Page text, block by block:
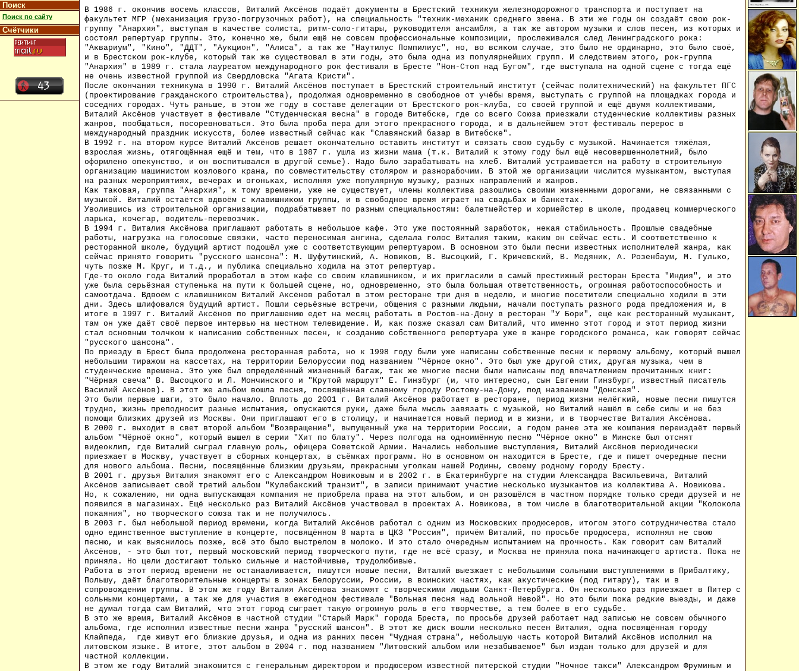
Поиск
Поиск по сайту
Счётчики
В 1986 г. окончив восемь классов, Виталий Аксёнов подаёт документы в Брестский техникум железнодорожного транспорта и поступает на
факультет МГР (механизация грузо-погрузочных работ), на специальность "техник-механик среднего звена. В эти же годы он создаёт свою рок-
группу "Анархия", выступая в качестве солиста, ритм-соло-гитары, руководителя ансамбля, а так же автором музыки и слов песен, из которых и
состоял репертуар группы. Это, конечно же, были ещё не совсем профессиональные композиции, прослеживался след Ленинградского рока:
"Аквариум", "Кино", "ДДТ", "Аукцион", "Алиса", а так же "Наутилус Помпилиус", но, во всяком случае, это было не ординарно, это было своё,
и в Брестском рок-клубе, который так же существовал в эти годы, это была одна из популярнейших групп. И следствием этого, рок-группа
"Анархия" в 1989 г. стала лауреатом международного рок фестиваля в Бресте "Нон-Стоп над Бугом", где выступала на одной сцене с тогда ещё
не очень известной группой из Свердловска "Агата Кристи".
После окончания техникума в 1990 г. Виталий Аксёнов поступает в Брестский строительный институт (сейчас политехнический) на факультет ПГС
(проектирование гражданского строительства), продолжая одновременно в свободное от учёбы время, выступать с группой на площадках города и
соседних городах. Чуть раньше, в этом же году в составе делегации от Брестского рок-клуба, со своей группой и ещё двумя коллективами,
Виталий Аксёнов участвует в фестивале "Студенческая весна" в городе Витебске, где со всего Союза приезжали студенческие коллективы разных
жанров, пообщаться, посоревноваться. Это была проба пера для этого прекрасного города, и в дальнейшем этот фестиваль перерос в
международный праздник искусств, более известный сейчас как "Славянский базар в Витебске".
В 1992 г. на втором курсе Виталий Аксёнов решает окончательно оставить институт и связать свою судьбу с музыкой. Начинается тяжёлая,
взрослая жизнь, отягощённая ещё и тем, что в 1987 г. ушла из жизни мама (т.к. Виталий к этому году был ещё несовершеннолетний, было
оформлено опекунство, и он воспитывался в другой семье). Надо было зарабатывать на хлеб. Виталий устраивается на работу в строительную
организацию машинистом козлового крана, по совместительству столяром и разнорабочим. В этой же организации числится музыкантом, выступая
на разных мероприятиях, вечерах и огоньках, исполняя уже популярную музыку, разных направлений и жанров.
Как таковая, группа "Анархия", к тому времени, уже не существует, члены коллектива разошлись своими жизненными дорогами, не связанными с
музыкой. Виталий остаётся вдвоём с клавишником группы, и в свободное время играет на свадьбах и банкетах.
Уволившись из строительной организации, подрабатывает по разным специальностям: балетмейстер и хормейстер в школе, продавец коммерческого
ларька, кочегар, водитель-перевозчик.
В 1994 г. Виталия Аксёнова приглашают работать в небольшое кафе. Это уже постоянный заработок, некая стабильность. Прошлые свадебные
работы, нагрузка на голосовые связки, часто переносимая ангина, сделала голос Виталия таким, каким он сейчас есть. И соответственно к
ресторанной школе, будущий артист подошёл уже с соответствующим репертуаром. В основном это были песни известных исполнителей жанра, как
сейчас принято говорить "русского шансона": М. Шуфутинский, А. Новиков, В. Высоцкий, Г. Кричевский, В. Медяник, А. Розенбаум, М. Гулько,
чуть позже М. Круг, и т.д., и публика специально ходила на этот репертуар.
Где-то около года Виталий проработал в этом кафе со своим клавишником, и их пригласили в самый престижный ресторан Бреста "Индия", и это
уже была серьёзная ступенька на пути к большей сцене, но, одновременно, это была большая ответственность, огромная работоспособность и
самоотдача. Вдвоём с клавишником Виталий Аксёнов работал в этом ресторане три дня в неделю, и многие посетители специально ходили в эти
дни. Здесь шлифовался будущий артист. Пошли серьёзные встречи, общения с разными людьми, начали поступать разного рода предложения и, в
итоге в 1997 г. Виталий Аксёнов по приглашению едет на месяц работать в Ростов-на-Дону в ресторан "У Бори", ещё как ресторанный музыкант,
там он уже даёт своё первое интервью на местном телевидение. И, как позже сказал сам Виталий, что именно этот город и этот период жизни
стал основным толчком к написанию собственных песен, к созданию собственного репертуара уже в жанре городского романса, как говорят сейчас
"русского шансона".
По приезду в Брест была продолжена ресторанная работа, но к 1998 году были уже написаны собственные песни к первому альбому, который вышел
небольшим тиражом на кассетах, на территории Белоруссии под названием "Чёрное окно". Это был уже другой стих, другая музыка, чем в
студенческие времена. Это уже был определённый жизненный багаж, так же многие песни были написаны под впечатлением прочитанных книг:
"Чёрная свеча" В. Высоцкого и Л. Мончинского и "Крутой маршрут" Е. Гинзбург (и, что интересно, сын Евгении Гинзбург, известный писатель
Василий Аксёнов). В этот же альбом вошла песня, посвящённая славному городу Ростову-на-Дону, под названием "Донская".
Это были первые шаги, это было начало. Вплоть до 2001 г. Виталий Аксёнов работает в ресторане, период жизни нелёгкий, новые песни пишутся
трудно, жизнь преподносит разные испытания, опускаются руки, даже была мысль завязать с музыкой, но Виталий нашёл в себе силы и не без
помощи близких друзей из Москвы. Они приглашают его в столицу, и начинается новый период и в жизни, и в творчестве Виталия Аксёнова.
В 2000 г. выходит в свет второй альбом "Возвращение", выпущенный уже на территории России, а годом ранее эта же компания переиздаёт первый
альбом "Чёрноё окно", который вышел в серии "Хит по блату". Через полгода на одноимённую песню "Чёрное окно" в Минске был отснят
видеоклип, где Виталий сыграл главную роль, офицера Советской Армии. Начались небольшие выступления, Виталий Аксёнов периодически
приезжает в Москву, участвует в сборных концертах, в съёмках программ. Но в основном он находится в Бресте, где и пишет очередные песни
для нового альбома. Песни, посвящённые близким друзьям, прекрасным уголкам нашей Родины, своему родному городу Бресту.
В 2001 г. друзья Виталия знакомят его с Александром Новиковым и в 2002 г. в Екатеринбурге на студии Александра Васильевича, Виталий
Аксёнов записывает свой третий альбом "Кулебакский транзит", в записи принимают участие несколько музыкантов из коллектива А. Новикова.
Но, к сожалению, ни одна выпускающая компания не приобрела права на этот альбом, и он разошёлся в частном порядке только среди друзей и не
появился в магазинах. Ещё несколько раз Виталий Аксёнов участвовал в проектах А. Новикова, в том числе в благотворительной акции "Колокола
покаяния", но творческого союза так и не получилось.
В 2003 г. был небольшой период времени, когда Виталий Аксёнов работал с одним из Московских продюсеров, итогом этого сотрудничества стало
одно единственное выступление в концерте, посвящённом 8 марта в ЦКЗ "Россия", причём Виталий, по просьбе продюсера, исполнял не свою
песню, и как выяснилось позже, всё это было выстрелом в молоко. И это стало очередным испытанием на прочность. Как говорит сам Виталий
Аксёнов, - это был тот, первый московский период творческого пути, где не всё сразу, и Москва не приняла пока начинающего артиста. Пока не
приняла. Но цели достигают только сильные и настойчивые, трудолюбивые.
Работа в этот период времени не останавливается, пишутся новые песни, Виталий выезжает с небольшими сольными выступлениями в Прибалтику,
Польшу, даёт благотворительные концерты в зонах Белоруссии, России, в воинских частях, как акустические (под гитару), так и в
сопровождении группы. В этом же году Виталия Аксёнова знакомят с творческими людьми Санкт-Петербурга. Он несколько раз приезжает в Питер с
сольными концертами, а так же для участия в ежегодном фестивале "Вольная песня над вольной Невой". Но это были пока редкие выезды, и даже
не думал тогда сам Виталий, что этот город сыграет такую огромную роль в его творчестве, а тем более в его судьбе.
В это же время, Виталий Аксёнов в частной студии "Старый Марк" города Бреста, по просьбе друзей работает над записью не совсем обычного
альбома, где исполнил известные песни жанра "русский шансон". В этот же диск вошли несколько песен Виталия, одна посвящённая городу
Клайпеда, где живут его близкие друзья, и одна из ранних песен "Чудная страна", небольшую часть которой Виталий Аксёнов исполнил на
литовском языке. В итоге, этот альбом в 2004 г. под названием "Литовский альбом или незабываемое" был издан только для друзей и для
частной коллекции.
В этом же году Виталий знакомится с генеральным директором и продюсером известной питерской студии "Ночное такси" Александром Фруминым и